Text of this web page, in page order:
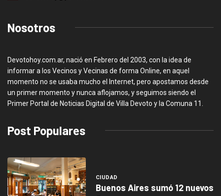
Nosotros
Devotohoy.com.ar, nació en Febrero del 2003, con la idea de
informar a los Vecinos y Vecinas de forma Online, en aquel
momento no se usaba mucho el Internet, pero apostamos desde
un primer momento y nunca aflojamos, y seguimos siendo el
Primer Portal de Noticias Digital de Villa Devoto y la Comuna 11.
Post Populares
CIUDAD
Buenos Aires sumó 12 nuevos